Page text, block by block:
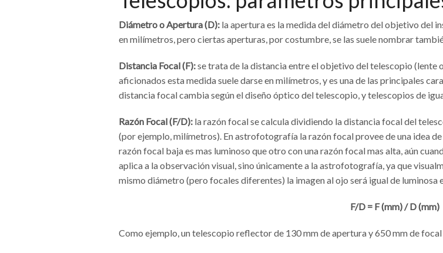
Diámetro o Apertura (D): la apertura es la medida del diámetro del objetivo del
en milímetros, pero ciertas aperturas, por costumbre, se las suele nombrar
Distancia Focal (F):se trata de la distancia entre el objetivo del telescopio (lente
aficionados esta medida suele darse en milímetros, y es una de las principales
distancia focal cambia según el diseño óptico del telescopio, y telescopios de
Razón Focal (F/D): la razón focal se calcula dividiendo la distancia focal del
(por ejemplo, milímetros). En astrofotografía la razón focal provee de una idea
razón focal baja es mas luminoso que otro con una razón focal mas alta, aún
aplica a la observación visual, sino únicamente a la astrofotografía, ya que
mismo diámetro (pero focales diferentes) la imagen al ojo será igual de luminosa
F/D = F (mm) / D (mm)
Como ejemplo, un telescopio reflector de 130 mm de apertura y 650 mm de